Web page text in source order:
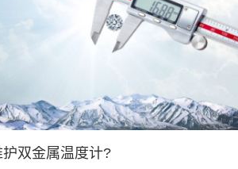
护双金属温度计?